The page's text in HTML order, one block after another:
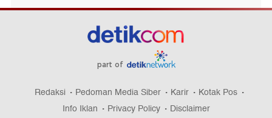
part of
Redaksi Pedoman Media Siber Karir
Kotak Pos
Info Iklan
Privacy Policy Disclaimer